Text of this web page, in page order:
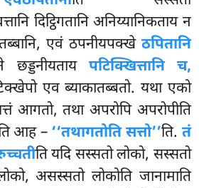
दिट्ठिगतानि अनिय्यानिकताय न
एवं ठपनीयपक्खे ठपितानि
छड्डनीयताय पटिक्खित्तानि च,
एव ब्याकातब्बतो. यथा एको
आगतो, तथा अपरोपि अपरोपीति
आह – ‘‘तथागतोति सत्तो’’ति. तं
ति यदि सस्सतो लोको, सस्सतो
असस्सतो लोकोति जानामाति